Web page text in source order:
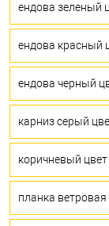
ендова зеленый
ендова красный
ендова черный
карниз серый
коричневый цвет
планка